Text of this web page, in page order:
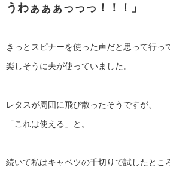
うわぁぁぁっっっ！！！」
きっとスピナーを使った声だと思って行っ
楽しそうに夫が使っていました。
レタスが周囲に飛び散ったそうですが、
「これは使える」と。
続いて私はキャベツの千切りで試したとこ